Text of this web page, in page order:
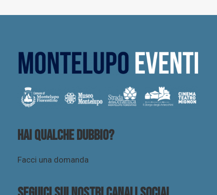
Hai qualche dubbio?
Facci una domanda